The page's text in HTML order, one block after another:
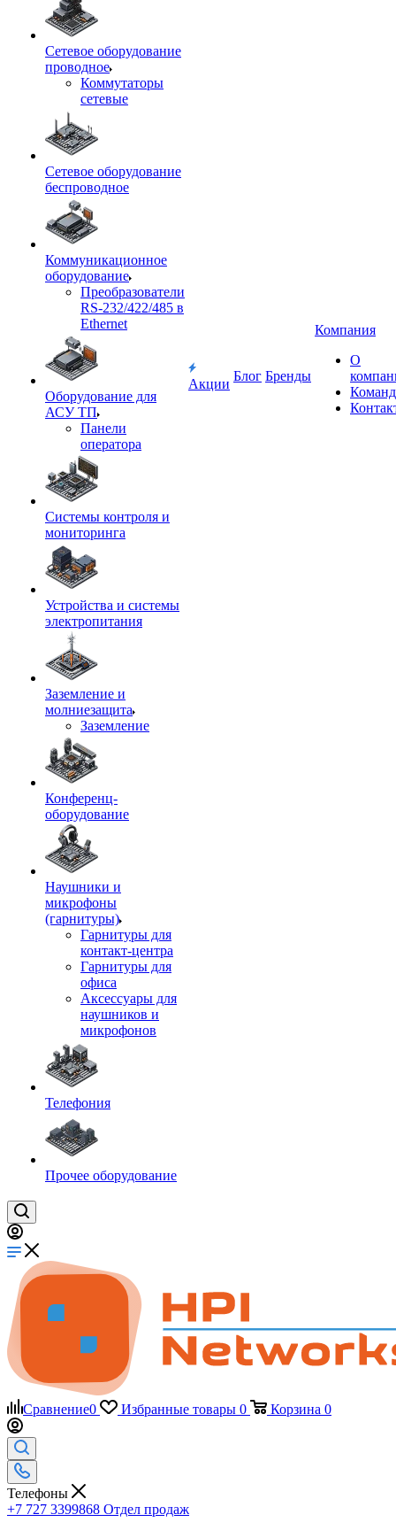
Сетевое оборудование
проводное
Коммутаторы
сетевые
Сетевое оборудование
беспроводное
Коммуникационное
оборудование
Преобразователи
RS-232/422/485 в
Ethernet
Оборудование для
АСУ ТП
Панели
оператора
Системы контроля и
мониторинга
Устройства и системы
электропитания
Заземление и
молниезащита
Заземление
Конференц-
оборудование
Наушники и
микрофоны
(гарнитуры)
Гарнитуры для
контакт-центра
Гарнитуры для
офиса
Аксессуары для
наушников и
микрофонов
Телефония
Прочее оборудование
Акции
Блог Бренды
Компания
О
Сравнение0 Избранные товары 0 Корзина 0
Телефоны
+7 727 3399868 Отдел продаж